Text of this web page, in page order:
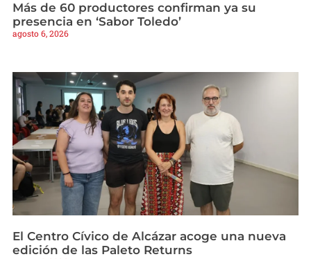
Más de 60 productores confirman ya su
presencia en ‘Sabor Toledo’
agosto 6, 2026
El Centro Cívico de Alcázar acoge una nueva
edición de las Paleto Returns